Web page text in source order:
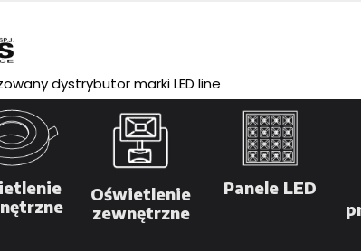
dystrybutor marki LED line
Oświetlenie
zewnętrzne
Panele LED